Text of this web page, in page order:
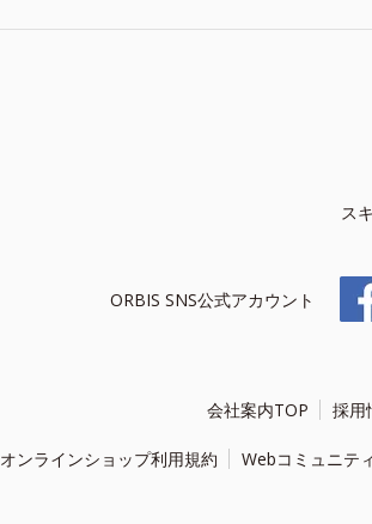
ス
ORBIS SNS公式アカウント
会社案内TOP 採用
オンラインショップ利用規約 Webコミュニテ